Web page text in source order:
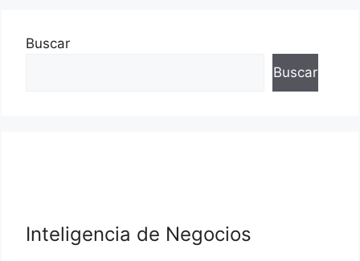
Buscar
Buscar
Inteligencia de Negocios